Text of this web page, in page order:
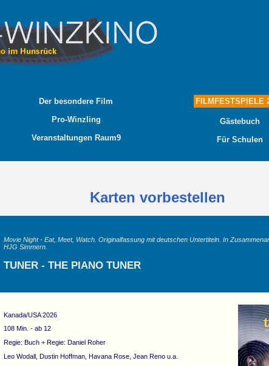
Der besondere Film
Pro-Winzling
Veranstaltungen Raum9
FILMFESTSPIELE
Gästebuch
Für Schulen
Karten vorbestellen
Movie Night - Eat, Meet, Watch. Originalfassung mit deutschen Untertiteln. In
HJG Simmern.
TUNER - THE PIANO TUNER
Kanada/USA 2026
108 Min. - ab 12
Regie: Buch + Regie: Daniel Roher
Leo Wodall, Dustin Hoffman, Havana Rose, Jean Reno u.a.